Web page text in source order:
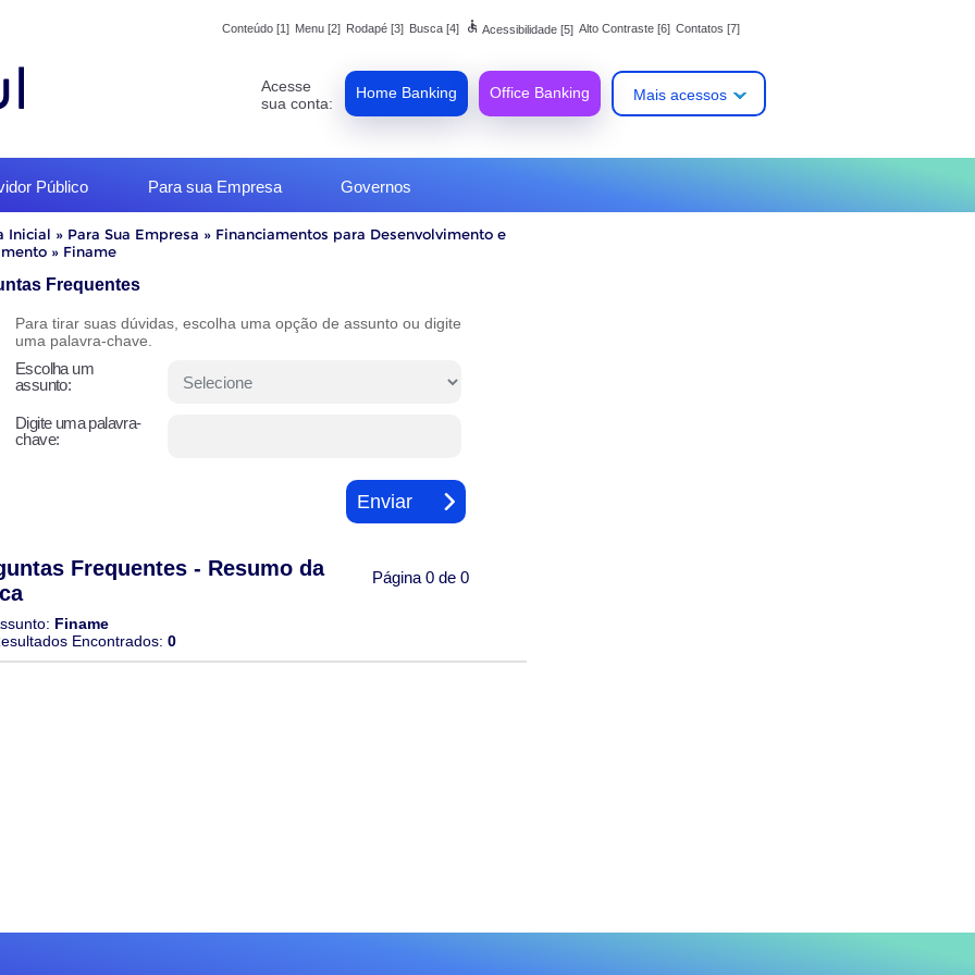
Conteúdo [1] Menu [2] Rodapé [3] Busca [4] accessible Acessibilidade [5] Alto Contraste [6] Contatos [7]
Acesse
sua conta:
Home Banking Office Banking Mais acessos
Público Para sua Empresa Governos
Inicial » Para Sua Empresa » Financiamentos para Desenvolvimento e
» Finame
Frequentes
Para tirar suas dúvidas, escolha uma opção de assunto ou digite
uma palavra-chave.
Escolha um
assunto:
Digite uma palavra-
chave:
Frequentes - Resumo da
Página 0 de 0
Finame
Encontrados: 0